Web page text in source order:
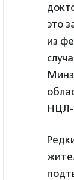
это
из
НЦЛ-